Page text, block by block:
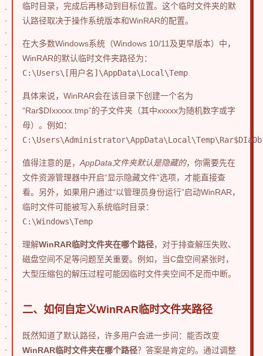
临时目录，完成后再移动到目标位置。这个临时文件夹的默
认路径取决于操作系统版本和WinRAR的配置。
在大多数Windows系统（Windows 10/11及更早版本）中，
WinRAR的默认临时文件夹路径为：
C:\Users\[用户名]\AppData\Local\Temp
具体来说，WinRAR会在该目录下创建一个名为
“Rar$DIxxxxx.tmp”的子文件夹（其中xxxxx为随机数字或字
母）。例如：
值得注意的是， AppData文件夹默认是隐藏的，你需要先在
文件资源管理器中开启“显示隐藏文件”选项，才能直接查
看。另外，如果用户通过“以管理员身份运行”启动WinRAR，
临时文件可能被写入系统临时目录：
C:\Windows\Temp
理解WinRAR临时文件夹在哪个路径，对于排查解压失败、
磁盘空间不足等问题至关重要。例如，当C盘空间紧张时，
大型压缩包的解压过程可能因临时文件夹空间不足而中断。
二、如何自定义WinRAR临时文件夹路径
既然知道了默认路径，许多用户会进一步问：能否改变
WinRAR临时文件夹在哪个路径？答案是肯定的。通过调整